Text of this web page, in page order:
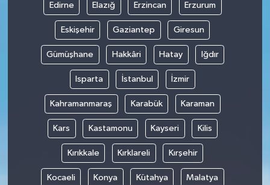
Edirne Elazığ Erzincan Erzurum
Eskişehir Gaziantep Giresun
Gümüşhane Hakkâri Hatay Iğdır
Isparta İstanbul İzmir
Kahramanmaraş Karabük Karaman
Kars Kastamonu Kayseri Kilis
Kırıkkale Kırklareli Kırşehir
Kocaeli Konya Kütahya Malatya